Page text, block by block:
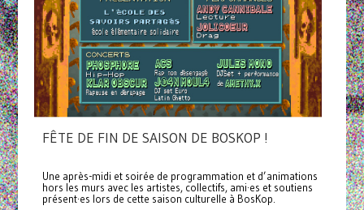
FÊTE DE FIN DE SAISON DE BOSKOP !
Une après-midi et soirée de programmation et d’animations
hors les murs avec les artistes, collectifs, ami·es et soutiens
présent·es lors de cette saison culturelle à BosKop.